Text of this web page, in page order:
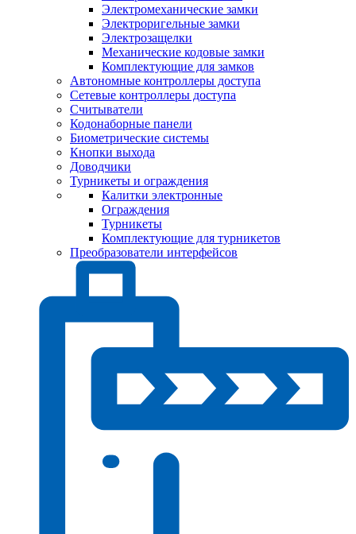
Электромеханические замки
Электроригельные замки
Электрозащелки
Механические кодовые замки
Комплектующие для замков
Автономные контроллеры доступа
Сетевые контроллеры доступа
Считыватели
Кодонаборные панели
Биометрические системы
Кнопки выхода
Доводчики
Турникеты и ограждения
Калитки электронные
Ограждения
Турникеты
Комплектующие для турникетов
Преобразователи интерфейсов